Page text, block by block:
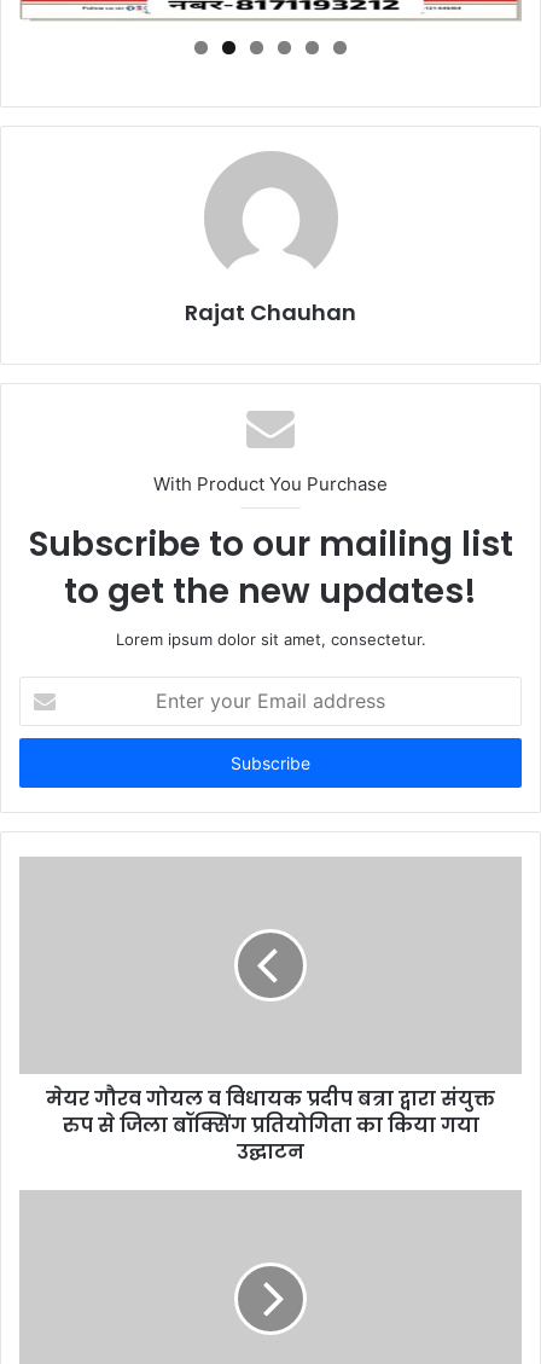
Rajat Chauhan
With Product You Purchase
Subscribe to our mailing list
to get the new updates!
Lorem ipsum dolor sit amet, consectetur.
your
Email
मेयर गौरव गोयल व विधायक प्रदीप बत्रा द्वारा संयुक्त
रुप से जिला बॉक्सिंग प्रतियोगिता का किया गया
उद्घाटन